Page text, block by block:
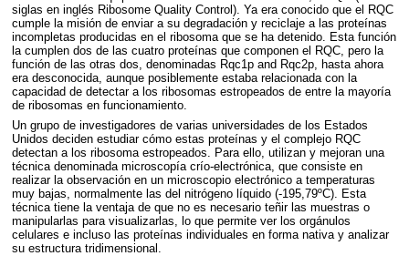
siglas en inglés Ribosome Quality Control). Ya era conocido que el RQC
cumple la misión de enviar a su degradación y reciclaje a las proteínas
incompletas producidas en el ribosoma que se ha detenido. Esta función
la cumplen dos de las cuatro proteínas que componen el RQC, pero la
función de las otras dos, denominadas Rqc1p and Rqc2p, hasta ahora
era desconocida, aunque posiblemente estaba relacionada con la
capacidad de detectar a los ribosomas estropeados de entre la mayoría
de ribosomas en funcionamiento.
Un grupo de investigadores de varias universidades de los Estados
Unidos deciden estudiar cómo estas proteínas y el complejo RQC
detectan a los ribosoma estropeados. Para ello, utilizan y mejoran una
técnica denominada microscopía crío-electrónica, que consiste en
realizar la observación en un microscopio electrónico a temperaturas
muy bajas, normalmente las del nitrógeno líquido (-195,79ºC). Esta
técnica tiene la ventaja de que no es necesario teñir las muestras o
manipularlas para visualizarlas, lo que permite ver los orgánulos
celulares e incluso las proteínas individuales en forma nativa y analizar
su estructura tridimensional.